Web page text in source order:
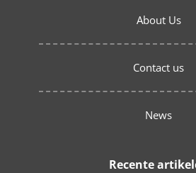
About Us
Contact us
News
Recente